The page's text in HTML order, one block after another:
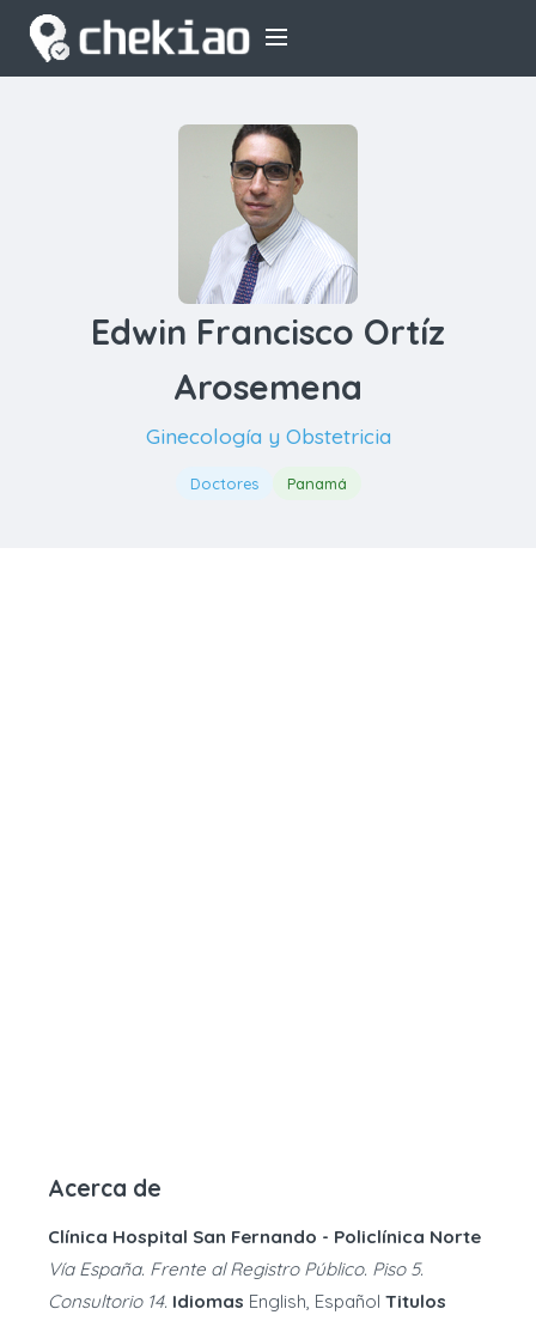
Edwin Francisco Ortíz
Arosemena
Ginecología y Obstetricia
Doctores Panamá
Acerca de
Clínica Hospital San Fernando - Policlínica Norte
Vía España. Frente al Registro Público. Piso 5.
Consultorio 14. Idiomas English, Español Titulos